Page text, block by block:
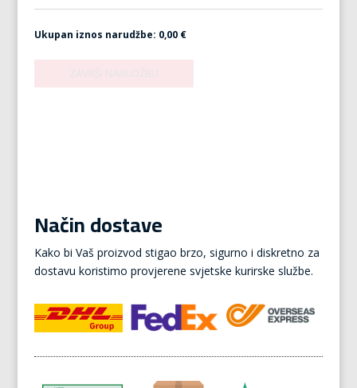
Ukupan iznos narudžbe: 0,00 €
Način dostave
Kako bi Vaš proizvod stigao brzo, sigurno i diskretno za
dostavu koristimo provjerene svjetske kurirske službe.